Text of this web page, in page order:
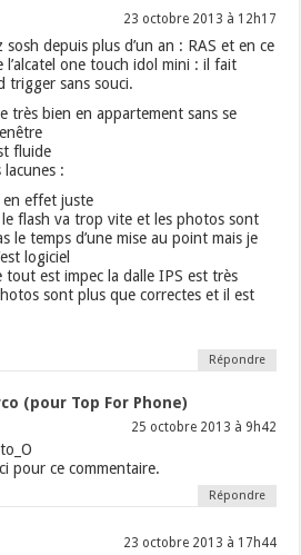
23 octobre 2013 à 12h17
sosh depuis plus d’un an : RAS et en ce
l’alcatel one touch idol mini : il fait
trigger sans souci.
très bien en appartement sans se
fluide
lacunes :
effet juste
flash va trop vite et les photos sont
le temps d’une mise au point mais je
logiciel
tout est impec la dalle IPS est très
sont plus que correctes et il est
Répondre
(pour Top For Phone)
25 octobre 2013 à 9h42
pour ce commentaire.
Répondre
23 octobre 2013 à 17h44